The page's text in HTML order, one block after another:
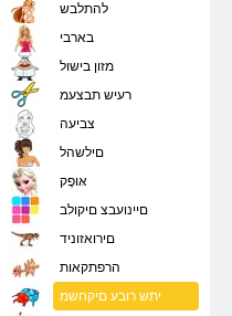
להתלבש
בארבי
מזון בישול
רעיש תבצעמ
צביעה
םילשהל
אּופָק
םיינועבצ םיקולב
םירואזוניד
הרפתקאות
יתש רובע םיקחשמ